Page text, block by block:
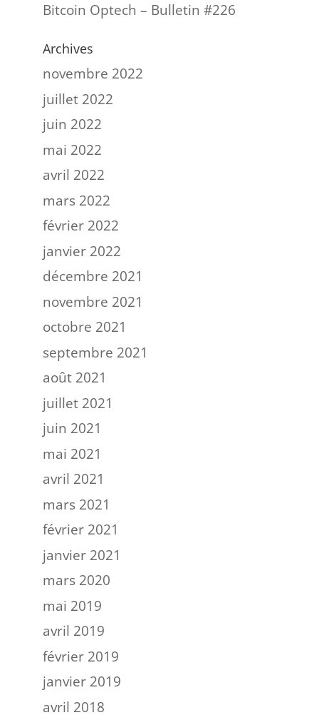
Bitcoin Optech – Bulletin #226
Archives
novembre 2022
juillet 2022
juin 2022
mai 2022
avril 2022
mars 2022
février 2022
janvier 2022
décembre 2021
novembre 2021
octobre 2021
septembre 2021
août 2021
juillet 2021
juin 2021
mai 2021
avril 2021
mars 2021
février 2021
janvier 2021
mars 2020
mai 2019
avril 2019
février 2019
janvier 2019
avril 2018